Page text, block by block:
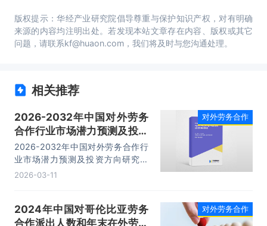
版权提示：华经产业研究院倡导尊重与保护知识产权，对有明确
来源的内容均注明出处。若发现本站文章存在内容、版权或其它
问题，请联系kf@huaon.com，我们将及时与您沟通处理。
相关推荐
2026-2032年中国对外劳务
合作行业市场潜力预测及投资
方向研究报告
2026-2032年中国对外劳务合作行
业市场潜力预测及投资方向研究报
告，主要包括行业上下游分析及其影
等内容。
2026-03-11
对外劳务合作
2024年中国对哥伦比亚劳务
合作派出人数和年末在外劳务
对外劳务合作